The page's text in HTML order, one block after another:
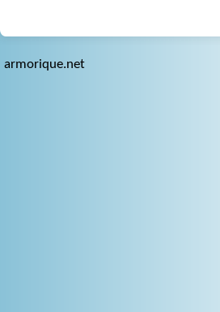
armorique.net